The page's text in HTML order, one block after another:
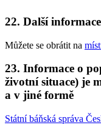
22. Další informace
Můžete se obrátit na
23. Informace o
životní situace) je
a v jiné formě
Státní báňská správa